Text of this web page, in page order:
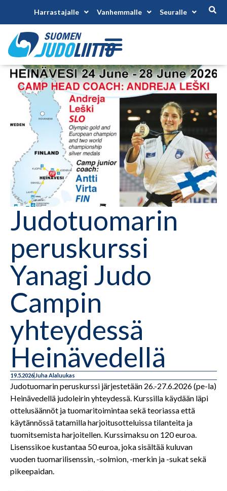
Harrastajalle Vanhemmalle Seuralle
Judotuomarin
peruskurssi
Yanagi Judo
Campin
yhteydessä
Heinävedellä
19.5.2026 Juha Alaluukas
Judotuomarin peruskurssi järjestetään 26.-27.6.2026 (pe-la)
Heinävedellä judoleirin yhteydessä. Kurssilla käydään läpi
ottelusäännöt ja tuomaritoimintaa sekä teoriassa että
käytännössä tatamilla harjoitusotteluissa tilanteita ja
tuomitsemista harjoitellen. Kurssimaksu on 120 euroa.
Lisenssikoe kustantaa 50 euroa, joka sisältää kuluvan
vuoden tuomarilisenssin, -solmion, -merkin ja -sukat sekä
pikeepaidan.